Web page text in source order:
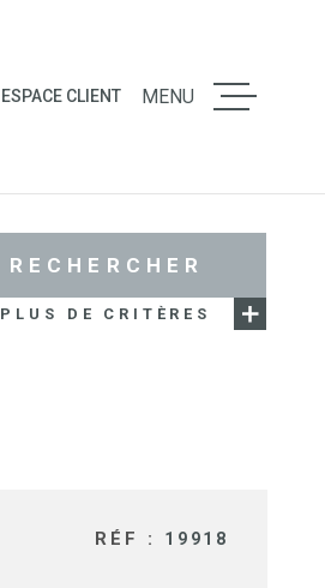
VENTE
SYNDIC
MENU
PLUS DE CRITÈRES
RECHERCHER
ESPACE CLIENT
RÉF : 19918